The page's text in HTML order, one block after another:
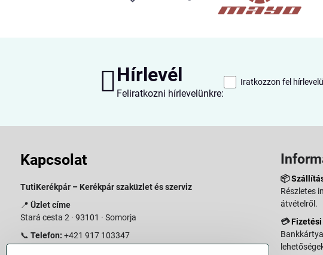
Hírlevél
Feliratkozni hírlevelünkre:
Iratkozzon fel
Kapcsolat
TutiKerékpár – Kerékpár szaküzlet és szerviz
📍 Üzlet címe
Stará cesta 2 · 93101 · Somorja
📞 Telefon: +421 917 103347
📦
Részletes
átvételről.
💳Fizetési